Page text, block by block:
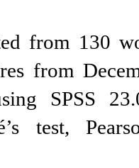
from 130
from
SPSS
test,